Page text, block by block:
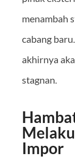
menambah
cabang
akhirnya
stagnan.
Impor